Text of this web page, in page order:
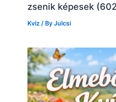
zsenik képesek
Kvíz / ByJulcsi